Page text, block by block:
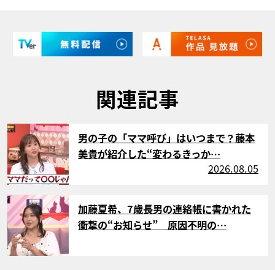
関連記事
サムネイル
男の子の「ママ呼び」はいつまで？藤本
美貴が紹介した“変わるきっか…
2026.08.05
サムネイル
加藤夏希、7歳長男の連絡帳に書かれた
衝撃の“お知らせ” 原因不明の…